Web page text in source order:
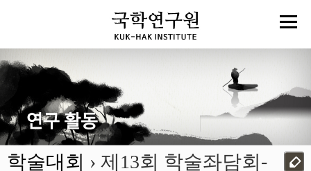
학술대회 › 제13회 학술좌담회-